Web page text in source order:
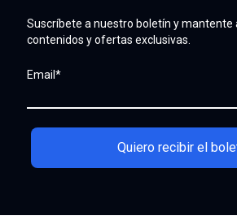
Independencia con tradición,
Soplete de Corte, Calentamiento y
Plasma: 8 consejos para
Suscríbete a nuestro boletín y mantente
contenidos y ofertas exclusivas.
Email*
Quiero recibir el